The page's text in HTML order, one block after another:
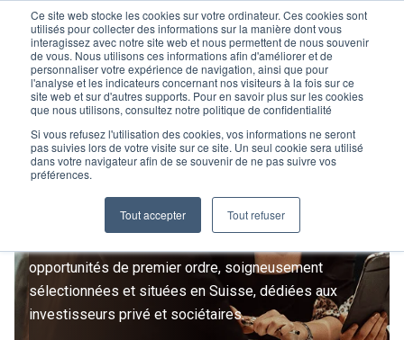
Ce site web stocke les cookies sur votre ordinateur. Ces cookies sont
utilisés pour collecter des informations sur la manière dont vous
interagissez avec notre site web et nous permettent de nous souvenir
de vous. Nous utilisons ces informations afin d'améliorer et de
personnaliser votre expérience de navigation, ainsi que pour
l'analyse et les indicateurs concernant nos visiteurs à la fois sur ce
site web et sur d'autres supports. Pour en savoir plus sur les cookies
que nous utilisons, consultez notre politique de confidentialité
Si vous refusez l'utilisation des cookies, vos informations ne seront
pas suivies lors de votre visite sur ce site. Un seul cookie sera utilisé
dans votre navigateur afin de se souvenir de ne pas suivre vos
préférences.
Tout accepter Tout refuser
L’IMMOBILIER
D’INVESTISSEMENT ENTRE
DANS UNE NOUVELLE ÈRE
Rejoignez le premier club privé d'investissement
opportunités de premier ordre, soigneusement
sélectionnées et situées en Suisse, dédiées aux
investisseurs privé et sociétaires.